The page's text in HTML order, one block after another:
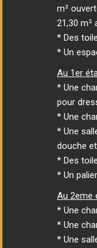
m²
21,30 m²
* Des
* Un
Au 1er
* Une
pour
* Une
* Une
douche
* Des
* Un
Au 2eme
* Une
* Une
* Une